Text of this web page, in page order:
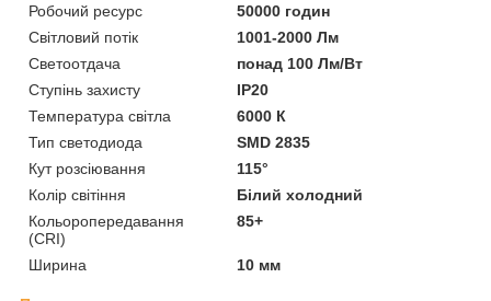
Робочий ресурс
50000 годин
Світловий потік
1001-2000 Лм
Светоотдача
понад 100 Лм/Вт
Ступінь захисту
IP20
Температура світла
6000 К
Тип светодиода
SMD 2835
Кут розсіювання
115°
Колір світіння
Білий холодний
Кольоропередавання
(CRI)
85+
Ширина 10 мм